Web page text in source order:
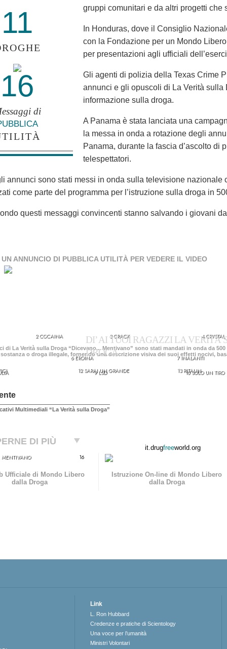
11
16
di
gruppi comunitari e da altri progetti
In Honduras, dove il Consiglio
con la Fondazione per un Mondo
per presentazioni agli ufficiali
Gli agenti di polizia della Texas Crime
annunci e gli opuscoli di La Verità
informazione sulla droga.
A Panama è stata lanciata una
la messa in onda a rotazione degli
Panama, durante la fascia d’ascolto di
telespettatori.
annunci sono stati messi in onda sulla televisione nazionale
come parte del programma per l’istruzione sulla droga in
questi messaggi convincenti stanno salvando i giovani
ANNUNCIO DI PUBBLICA UTILITÀ PER VEDERE IL VIDEO
2 COCAINA 3 CRACK 4
6 EROINA
7 INALANTI
9 LSD 10 SOLO UN TIRO
12 SARAI UN GRANDE 13 RITALIN
16
DI’ AI TUOI RAGAZZI LA VERITÀ
DROGA.
it.drugfreeworld.org
di La Verità sulla Droga “Dicevano... Mentivano” sono stati mandati in onda da
o droga illegale, fornendo una descrizione visiva dei suoi effetti nocivi,
Multimediali “La Verità sulla Droga”
DI PIÙ
Ufficiale di Mondo Libero
dalla Droga
Istruzione On-line di Mondo Libero
dalla Droga
Link
L. Ron Hubbard
Credenze e pratiche di Scientology
Una voce per l’umanità
Ministri Volontari